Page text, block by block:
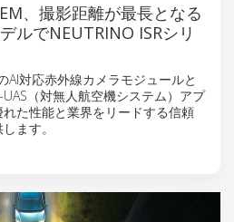
、撮影距離が最長となる
ルでNEUTRINO ISRシリ
AI対応赤外線カメラモジュールと
（対無人航空機システム）アプ
た性能と業界をリードする信頼
ます。